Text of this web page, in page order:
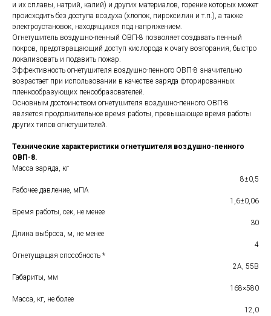
и их сплавы, натрий, калий) и других материалов, горение которых может
происходить без доступа воздуха (хлопок, пироксилин и т.п.), а также
электроустановок, находящихся под напряжением.
Огнетушитель воздушно-пенный ОВП-8 позволяет создавать пенный
покров, предотвращающий доступ кислорода к очагу возгорания, быстро
локализовать и подавить пожар.
Эффективность огнетушителя воздушно-пенного ОВП-8 значительно
возрастает при использовании в качестве заряда фторированных
пленкообразующих пенообразователей.
Основным достоинством огнетушителя воздушно-пенного ОВП-8
является продолжительное время работы, превышающее время работы
других типов огнетушителей.
Технические характеристики огнетушителя воздушно-пенного
ОВП-8.
Масса заряда, кг
8±0,5
Рабочее давление, мПА
1,6±0,06
Время работы, сек, не менее
30
Длина выброса, м, не менее
4
Огнетущащая способность *
2А, 55В
Габариты, мм
168×580
Масса, кг, не более
12,0